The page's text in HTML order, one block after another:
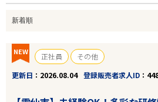
NEW 正社員
その他
更新日
2026.08.04 登録販売者求人ID